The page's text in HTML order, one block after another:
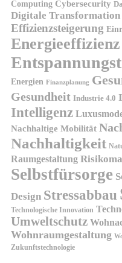
Computing Cybersecurity
Digitale Transformation
Effizienzsteigerung
Energieeffizienz
Energien Finanzplanung
Gesundheit Industrie 4.0
Intelligenz
Nachhaltige Mobilität
Nachhaltigkeit
Raumgestaltung
Selbstfürsorge
Design Stressabbau
Technologische Innovation
Umweltschutz
Wohnraumgestaltung
Zukunftstechnologie